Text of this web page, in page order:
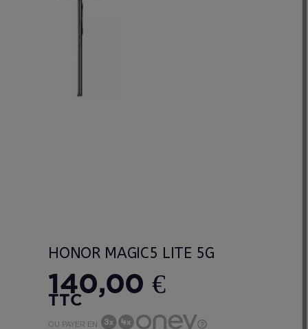
HONOR MAGIC5 LITE 5G
140,00 €
TTC
OU PAYER EN